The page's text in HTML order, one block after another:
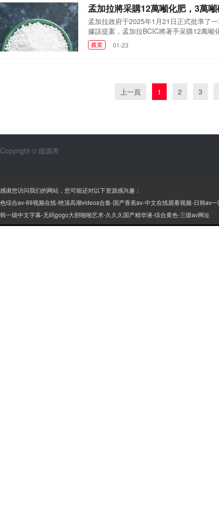
孟加拉將采購12萬噸化肥，3萬
孟加拉政府于2025年1月21日正式批準了
據該提案，孟加拉BCIC將著手采購12萬
石，此次采購行動對孟加拉國的糧食安全
供應商處采購了不同類型的化肥。其中，
農業 01-23
上一頁 1 2 3
Copyright © 能源界
感谢您访问我们的网站，您可能还对以下资源感兴趣：
色综合av-69视频在线-绝顶高潮videos合集-国产香蕉av-中文在线观看视频-日韩av
韩一级中文字幕-无码gogo大胆啪啪艺术-久久久国产精华液-综合黄色-三级av网址